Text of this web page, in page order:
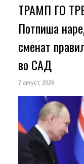
ТРАМП ГО
Потпиша
сменат
во САД
7 август, 2026